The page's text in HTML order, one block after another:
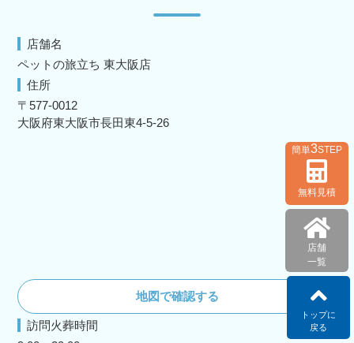
店舗名
ペットの旅立ち 東大阪店
住所
〒577-0012
大阪府東大阪市長田東4-5-26
地図で確認する
訪問火葬時間
簡単3STEP
無料見積
店舗
一覧
トップに
戻る